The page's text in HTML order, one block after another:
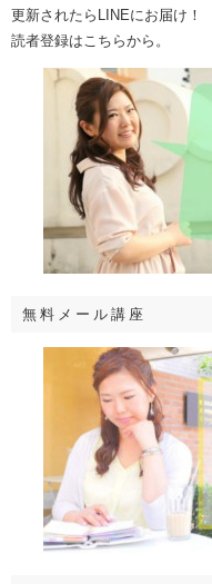
更新されたらLINEにお届け！
読者登録はこちらから。
無料メール講座